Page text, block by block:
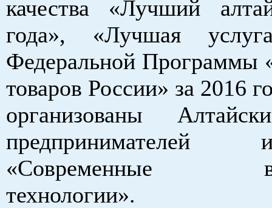
качества «Лучший
года», «Лучшая
Федеральной Программы
товаров России» за 2016
организованы
«Современные
технологии».